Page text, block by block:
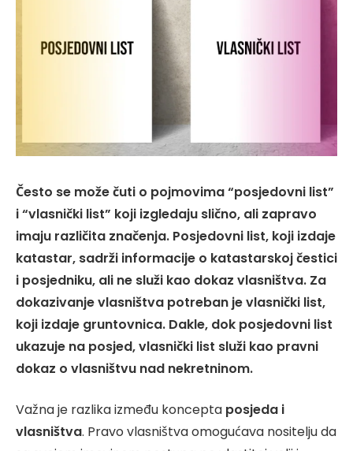
Često se može čuti o pojmovima “posjedovni list”
i “vlasnički list” koji izgledaju slično, ali zapravo
imaju različita značenja. Posjedovni list, koji izdaje
katastar, sadrži informacije o katastarskoj čestici
i posjedniku, ali ne služi kao dokaz vlasništva. Za
dokazivanje vlasništva potreban je vlasnički list,
koji izdaje gruntovnica. Dakle, dok posjedovni list
ukazuje na posjed, vlasnički list služi kao pravni
dokaz o vlasništvu nad nekretninom.
Važna je razlika između koncepta posjeda i
vlasništva. Pravo vlasništva omogućava nositelju da